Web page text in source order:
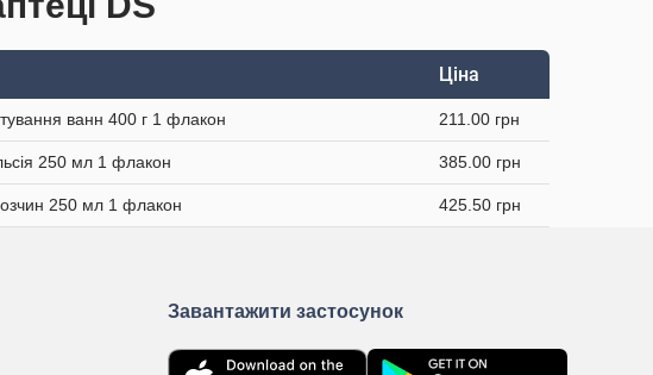
Ціна
ванн 400 г 1 флакон 211.00 грн
250 мл 1 флакон 385.00 грн
250 мл 1 флакон 425.50 грн
Завантажити застосунок